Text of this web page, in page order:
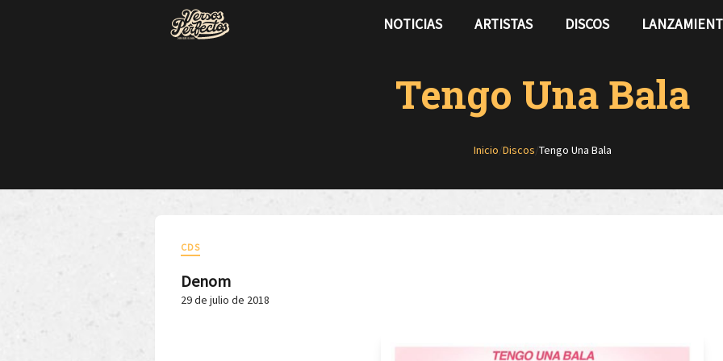
NOTICIAS ARTISTAS DISCOS
Tengo Una Bala
Inicio/Discos/Tengo Una Bala
CDS
Denom
29 de julio de 2018